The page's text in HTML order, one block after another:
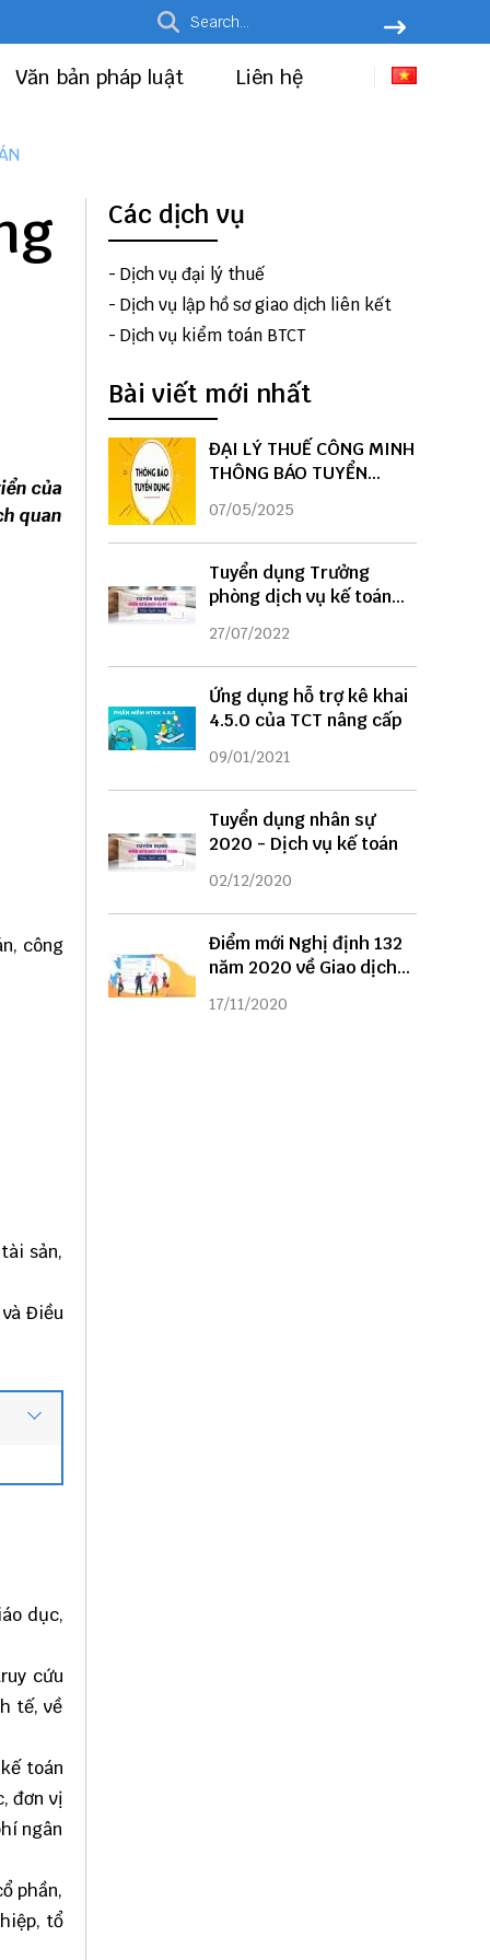
Văn bản pháp luật Liên hệ
của
quan
công
sản,
Điều
dục,
cứu
tế, về
toán
đơn vị
ngân
phần,
tổ
Các dịch vụ
- Dịch vụ đại lý thuế
- Dịch vụ lập hồ sơ giao dịch liên kết
- Dịch vụ kiểm toán BTCT
Bài viết mới nhất
ĐẠI LÝ THUẾ CÔNG MINH
THÔNG BÁO TUYỂN
DỤNG
07/05/2025
Tuyển dụng Trưởng
phòng dịch vụ kế toán
năm 2022
27/07/2022
Ứng dụng hỗ trợ kê khai
4.5.0 của TCT nâng cấp
09/01/2021
Tuyển dụng nhân sự
2020 - Dịch vụ kế toán
02/12/2020
Điểm mới Nghị định 132
năm 2020 về Giao dịch
liên kết
17/11/2020